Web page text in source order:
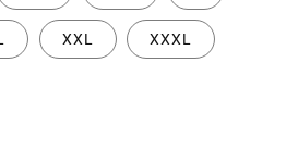
XXL XXXL